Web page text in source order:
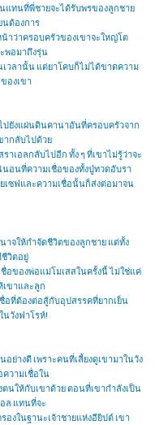
แทนที่พี่ชายจะได้รับพรของลูกชาย
นต้องการ
าว่าครอบครัวของเขาจะใหญ่โต
พอมาถึงรุ่น
วลานั้น แต่ยาโคบก็ไม่ได้ขาดความ
องเขา
ปยังแผ่นดินคานาอันที่ครอบครัวจาก
ากลับไปด้วย
าเอลกลับไปอีก ทั้ง ๆ ที่เขาไม่รู้ว่าจะ
อนที่ความเชื่อของทั้งปู่ทวดอับรา
เซฟและความเชื่อนั้นก็ส่งต่อมาจน
าจให้กำจัดชีวิตของลูกชาย แต่ทั้ง
วิตอยู่
อของพ่อแม่โมเสสในครั้งนี้ ไม่ใช่แค่
เขาและลูก
อที่ต้องต่อสู้กับอุปสรรคที่ยากเย็น
นวังฟาโรห์!
ย่างดี เพราะคนที่เลี้ยงดูเขามาในวัง
ความเชื่อใน
นให้กับเขาด้วย ตอนที่เขากำลังเป็น
ล แทนที่จะ
องในฐานะเจ้าชายแห่งอียิปต์ เขา